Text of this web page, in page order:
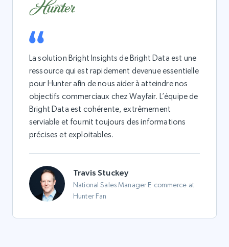
La solution Bright Insights de Bright Data est une
ressource qui est rapidement devenue essentielle
pour Hunter afin de nous aider à atteindre nos
objectifs commerciaux chez Wayfair. L’équipe de
Bright Data est cohérente, extrêmement
serviable et fournit toujours des informations
précises et exploitables.
Travis Stuckey
National Sales Manager E-commerce at
Hunter Fan